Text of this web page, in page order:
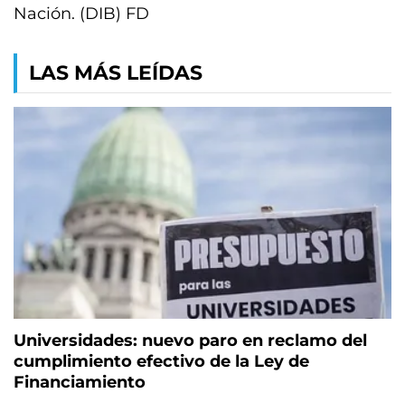
Nación. (DIB) FD
LAS MÁS LEÍDAS
Universidades: nuevo paro en reclamo del
cumplimiento efectivo de la Ley de
Financiamiento